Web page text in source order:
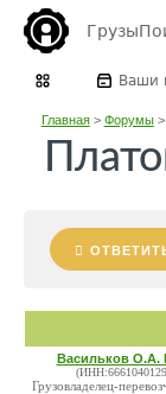
Грузы
Ваши
Главная> Форумы>
Васильков О.А.
Грузовладелец-